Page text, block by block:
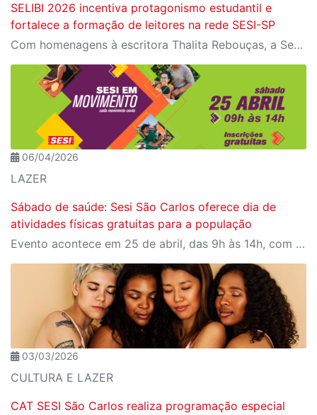
SELIBI 2026 incentiva protagonismo estudantil e
fortalece a formação de leitores na rede SESI-SP
Com homenagens à escritora Thalita Rebouças, a Semana do Livro e da Biblioteca promove criatividade, produção autoral e diferentes formas de expressão entre estudantes da Educação Infantil à EJA
06/04/2026
LAZER
Sábado de saúde: Sesi São Carlos oferece dia de
atividades físicas gratuitas para a população
Evento acontece em 25 de abril, das 9h às 14h, com programação para todas as idades
03/03/2026
CULTURA E LAZER
CAT SESI São Carlos realiza programação especial